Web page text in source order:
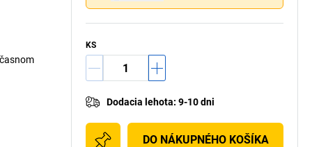
jednotka – čerpadlo bez príslušenstva
KS
Dodacia lehota: 9-10 dni
DO NÁKUPNÉHO KOŠÍKA